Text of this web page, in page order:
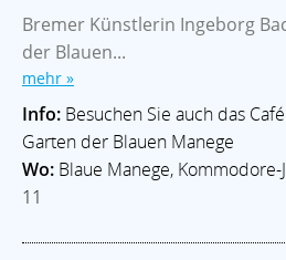
Bremer Künstlerin Ingeborg
der Blauen...
mehr »
Info: Besuchen Sie auch das
Garten der Blauen Manege
Wo: Blaue Manege,
11